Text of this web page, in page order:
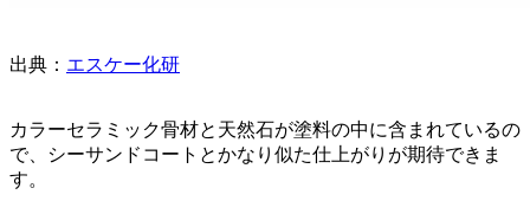
出典： エスケー化研
カラーセラミック骨材と天然石が塗料の中に含まれているの
で、シーサンドコートとかなり似た仕上がりが期待できま
す。